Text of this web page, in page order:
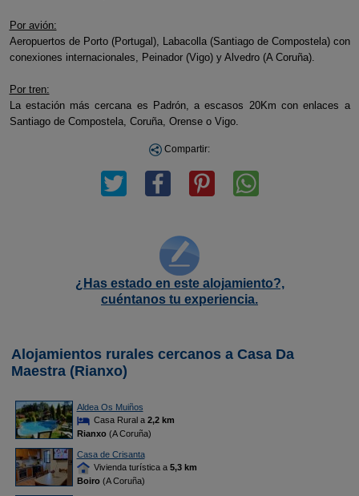
Por avión:
Aeropuertos de Porto (Portugal), Labacolla (Santiago de Compostela) con
conexiones internacionales, Peinador (Vigo) y Alvedro (A Coruña).
Por tren:
La estación más cercana es Padrón, a escasos 20Km con enlaces a
Santiago de Compostela, Coruña, Orense o Vigo.
Compartir:
¿Has estado en este alojamiento?,
cuéntanos tu experiencia.
Alojamientos rurales cercanos a Casa Da
Maestra (Rianxo)
Aldea Os Muiños
Casa Rural a 2,2 km
Rianxo(A Coruña)
Casa de Crisanta
Vivienda turística a 5,3 km
Boiro(A Coruña)